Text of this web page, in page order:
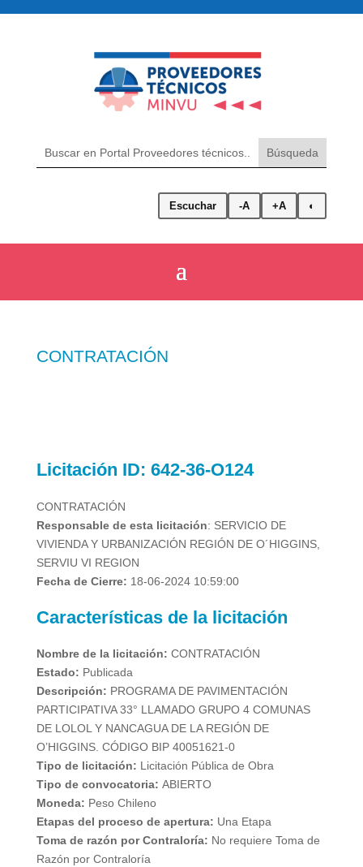
Escuchar -A +A ◐
CONTRATACIÓN
Licitación ID: 642-36-O124
CONTRATACIÓN
Responsable de esta licitación: SERVICIO DE
VIVIENDA Y URBANIZACIÓN REGIÓN DE O´HIGGINS,
SERVIU VI REGION
Fecha de Cierre: 18-06-2024 10:59:00
Características de la licitación
Nombre de la licitación: CONTRATACIÓN
Estado: Publicada
Descripción: PROGRAMA DE PAVIMENTACIÓN
PARTICIPATIVA 33° LLAMADO GRUPO 4 COMUNAS
DE LOLOL Y NANCAGUA DE LA REGIÓN DE
O’HIGGINS. CÓDIGO BIP 40051621-0
Tipo de licitación: Licitación Pública de Obra
Tipo de convocatoria: ABIERTO
Moneda: Peso Chileno
Etapas del proceso de apertura: Una Etapa
Toma de razón por Contraloría: No requiere Toma de
Razón por Contraloría